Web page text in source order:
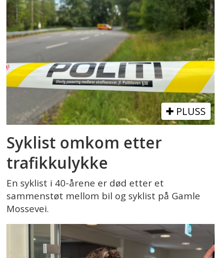
PLUSS
Syklist omkom etter
trafikkulykke
En syklist i 40-årene er død etter et
sammenstøt mellom bil og syklist på Gamle
Mossevei.